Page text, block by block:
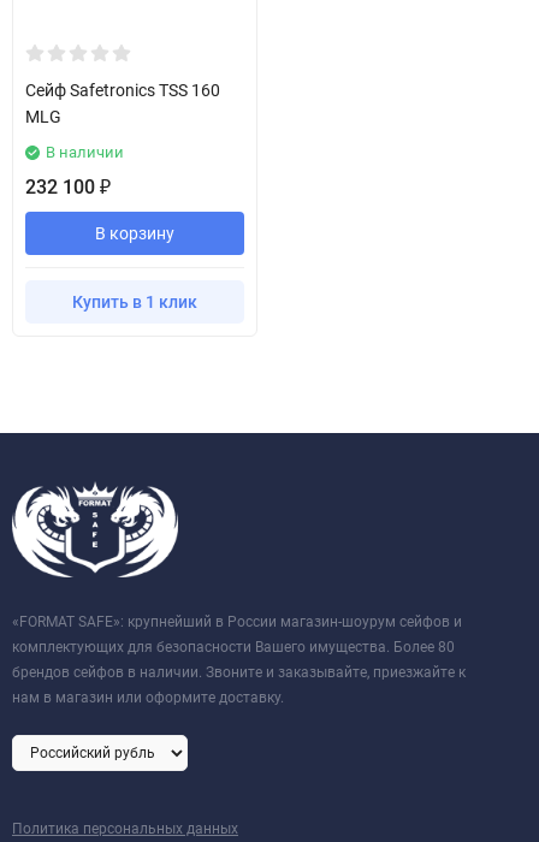
Сейф Safetronics TSS 160
MLG
В наличии
232 100 ₽
В корзину
Купить в 1 клик
«FORMAT SAFE»: крупнейший в России магазин-шоурум сейфов и
комплектующих для безопасности Вашего имущества. Более 80
брендов сейфов в наличии. Звоните и заказывайте, приезжайте к
нам в магазин или оформите доставку.
Политика персональных данных